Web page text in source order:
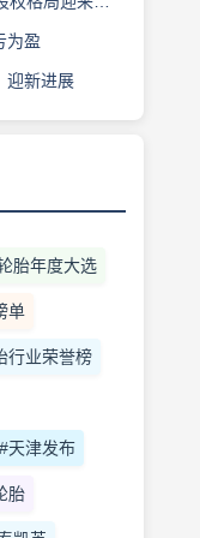
为盈
迎新进展
胎年度大选
单
行业荣誉榜
#天津发布
胎